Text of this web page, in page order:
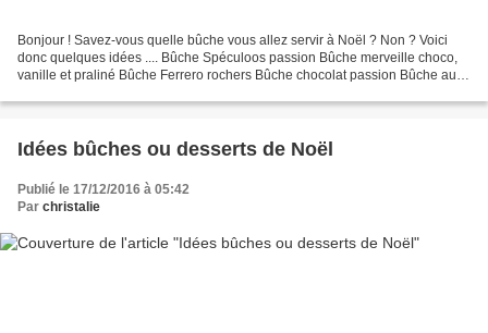
Bonjour ! Savez-vous quelle bûche vous allez servir à Noël ? Non ? Voici
donc quelques idées .... Bûche Spéculoos passion Bûche merveille choco,
vanille et praliné Bûche Ferrero rochers Bûche chocolat passion Bûche aux
Idées bûches ou desserts de Noël
Publié le 17/12/2016 à 05:42
Par christalie